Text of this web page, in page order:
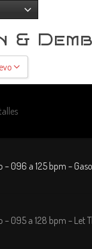
&
- Z
– 096 a 125 bpm –
– 095 a 128 bpm – Let